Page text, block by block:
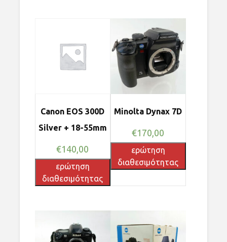
Canon EOS 300D
Silver + 18-55mm
€140,00
ερώτηση
διαθεσιμότητας
Minolta Dynax 7D
€170,00
ερώτηση
διαθεσιμότητας